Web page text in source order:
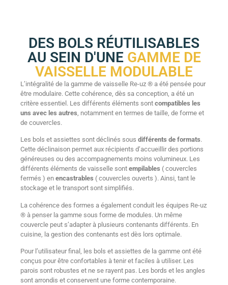
DES BOLS RÉUTILISABLES
AU SEIN D'UNE GAMME DE
VAISSELLE MODULABLE
L’intégralité de la gamme de vaisselle Re-uz ® a été pensée pour
être modulaire. Cette cohérence, dès sa conception, a été un
critère essentiel. Les différents éléments sont compatibles les
uns avec les autres, notamment en termes de taille, de forme et
de couvercles.
Les bols et assiettes sont déclinés sous différents de formats.
Cette déclinaison permet aux récipients d’accueillir des portions
généreuses ou des accompagnements moins volumineux. Les
différents éléments de vaisselle sont empilables ( couvercles
fermés ) en encastrables ( couvercles ouverts ). Ainsi, tant le
stockage et le transport sont simplifiés.
La cohérence des formes a également conduit les équipes Re-uz
® à penser la gamme sous forme de modules. Un même
couvercle peut s’adapter à plusieurs contenants différents. En
cuisine, la gestion des contenants est dès lors optimale.
Pour l’utilisateur final, les bols et assiettes de la gamme ont été
conçus pour être confortables à tenir et faciles à utiliser. Les
parois sont robustes et ne se rayent pas. Les bords et les angles
sont arrondis et conservent une forme contemporaine.